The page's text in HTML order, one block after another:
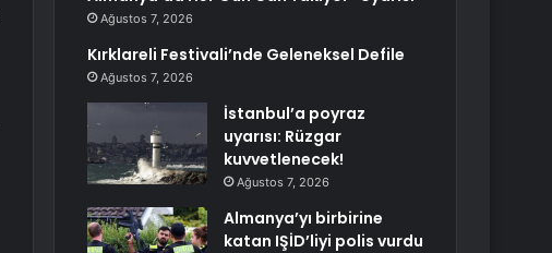
Ağustos 7, 2026
Kırklareli Festivali’nde Geleneksel Defile
Ağustos 7, 2026
İstanbul’a poyraz
uyarısı: Rüzgar
kuvvetlenecek!
Ağustos 7, 2026
Almanya’yı birbirine
katan IŞİD’liyi polis vurdu